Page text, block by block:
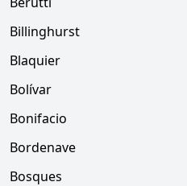
Billinghurst
Blaquier
Bolívar
Bonifacio
Bordenave
Bosques